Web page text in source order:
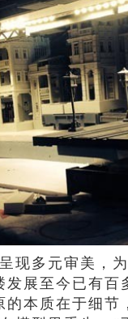
现多元审美，
展至今已有
本质在于细